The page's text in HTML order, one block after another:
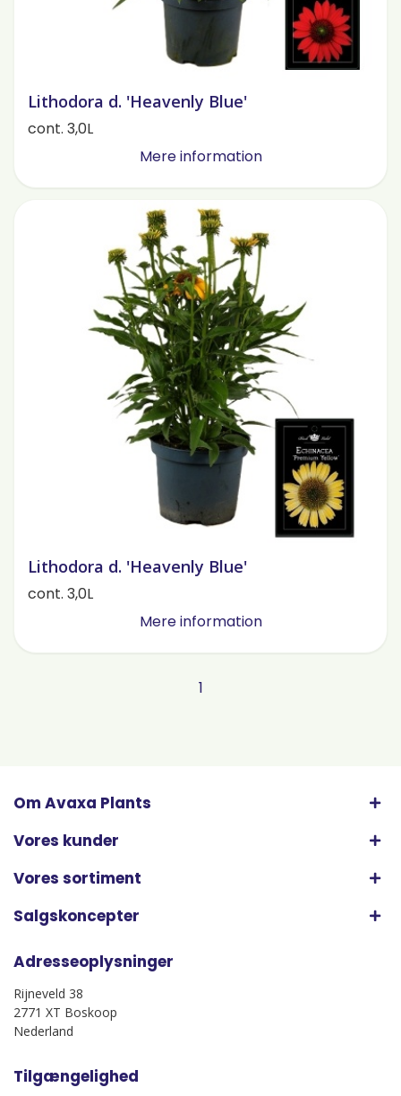
Lithodora d. 'Heavenly Blue'
cont. 3,0L
Mere information
Lithodora d. 'Heavenly Blue'
cont. 3,0L
Mere information
1
Om Avaxa Plants
Vores kunder
Vores sortiment
Salgskoncepter
Adresseoplysninger
Rijneveld 38
2771 XT Boskoop
Nederland
Tilgængelighed